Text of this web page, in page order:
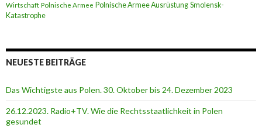
Wirtschaft Polnische Armee Polnische Armee Ausrüstung Smolensk-
Katastrophe
NEUESTE BEITRÄGE
Das Wichtigste aus Polen. 30. Oktober bis 24. Dezember 2023
26.12.2023. Radio+TV. Wie die Rechtsstaatlichkeit in Polen
gesundet